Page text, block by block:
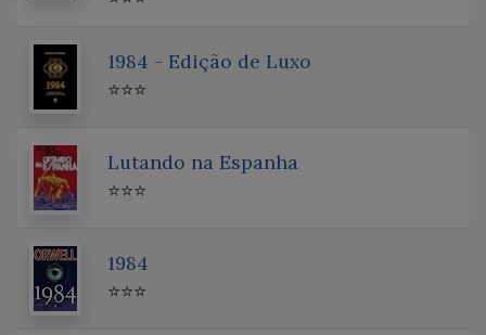
1984 - Edição de Luxo
⭐⭐⭐
Lutando na Espanha
⭐⭐⭐
1984
⭐⭐⭐